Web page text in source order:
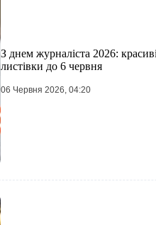
З днем журналіста 2026:
листівки до 6 червня
06 Червня 2026, 04:20